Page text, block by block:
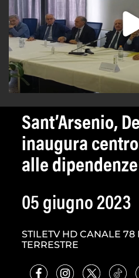
Sant’Arsenio,
inaugura
alle dipendenze
05 giugno 2023
STILETV HD CANALE 78
TERRESTRE